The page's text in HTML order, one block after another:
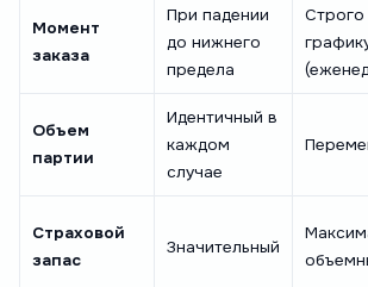
Момент
заказа
При падении
до нижнего
предела
Строго
Объем
партии
Идентичный в
каждом
случае
Страховой
запас
Значительный